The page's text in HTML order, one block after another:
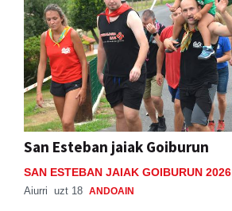
San Esteban jaiak Goiburun
SAN ESTEBAN JAIAK GOIBURUN 2026
Aiurri uzt 18 ANDOAIN